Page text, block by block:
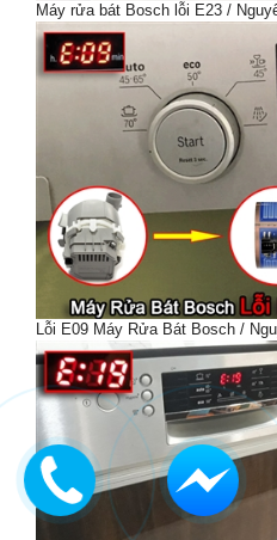
Máy rửa bát Bosch lỗi E23 /
Lỗi E09 Máy Rửa Bát Bosch /